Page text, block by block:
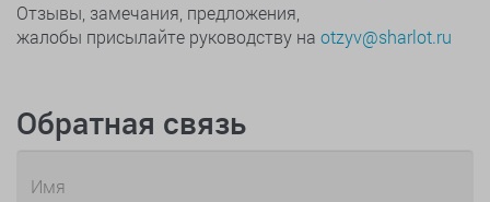
Отзывы, замечания, предложения,
жалобы присылайте руководству на otzyv@sharlot.ru
Обратная связь